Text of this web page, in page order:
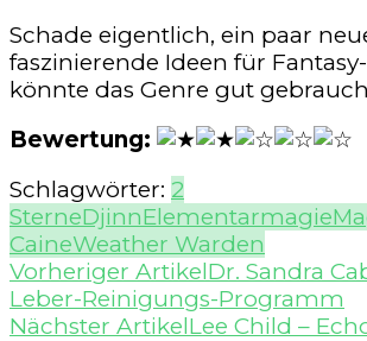
Schade eigentlich, ein paar
faszinierende Ideen für
könnte das Genre gut
Bewertung:
Schlagwörter: 2
SterneDjinnElementarmagie
CaineWeather Warden
Beitragsnavigation
Vorheriger ArtikelDr. Sandra
Leber-Reinigungs-Programm
Nächster ArtikelLee Child –